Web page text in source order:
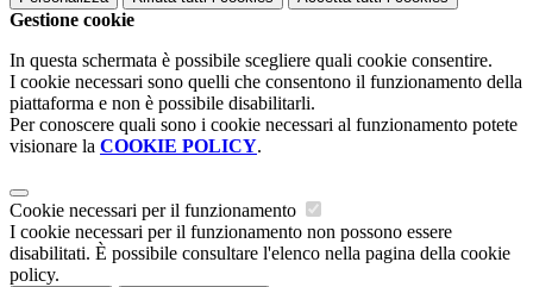
Gestione cookie
In questa schermata è possibile scegliere quali cookie consentire.
I cookie necessari sono quelli che consentono il funzionamento della
piattaforma e non è possibile disabilitarli.
Per conoscere quali sono i cookie necessari al funzionamento potete
visionare la COOKIE POLICY.
Cookie necessari per il funzionamento
I cookie necessari per il funzionamento non possono essere
disabilitati. È possibile consultare l'elenco nella pagina della cookie
policy.